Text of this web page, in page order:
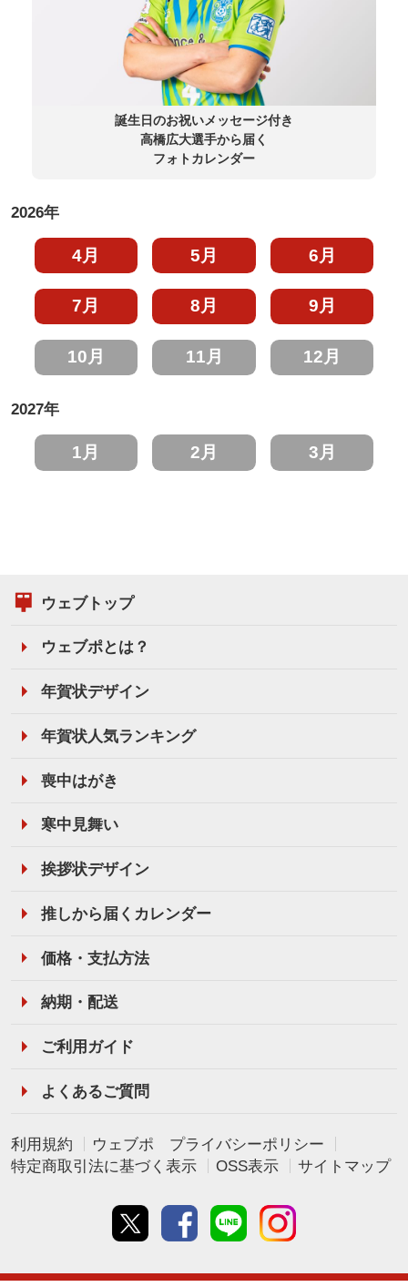
誕生日のお祝いメッセージ付き
高橋広大選手から届く
フォトカレンダー
2026年
4月 5月 6月
7月 8月 9月
10月 11月 12月
2027年
1月 2月 3月
ウェブトップ
ウェブポとは？
年賀状デザイン
年賀状人気ランキング
喪中はがき
寒中見舞い
挨拶状デザイン
推しから届くカレンダー
価格・支払方法
納期・配送
ご利用ガイド
よくあるご質問
利用規約
ウェブポ プライバシーポリシー
特定商取引法に基づく表示
OSS表示 サイトマップ
Twitter Facebookline